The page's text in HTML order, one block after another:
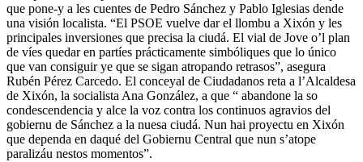
que pone-y a les cuentes de Pedro Sánchez y Pablo Iglesias dende
una visión localista. “El PSOE vuelve dar el llombu a Xixón y les
principales inversiones que precisa la ciudá. El vial de Jove o’l plan
de víes quedar en partíes prácticamente simbóliques que lo único
que van consiguir ye que se sigan atropando retrasos”, asegura
Rubén Pérez Carcedo. El conceyal de Ciudadanos reta a l’Alcaldesa
de Xixón, la socialista Ana González, a que “ abandone la so
condescendencia y alce la voz contra los continuos agravios del
gobiernu de Sánchez a la nuesa ciudá. Nun hai proyectu en Xixón
que dependa en daqué del Gobiernu Central que nun s’atope
paralizáu nestos momentos”.